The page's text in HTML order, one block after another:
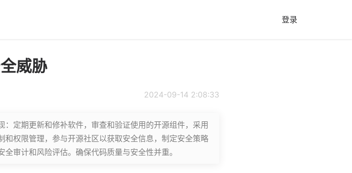
登录
威胁
2024-09-14 2:08:33
定期更新和修补软件，审查和验证使用的开源组件，采用
权限管理，参与开源社区以获取安全信息，制定安全策略
审计和风险评估。确保代码质量与安全性并重。